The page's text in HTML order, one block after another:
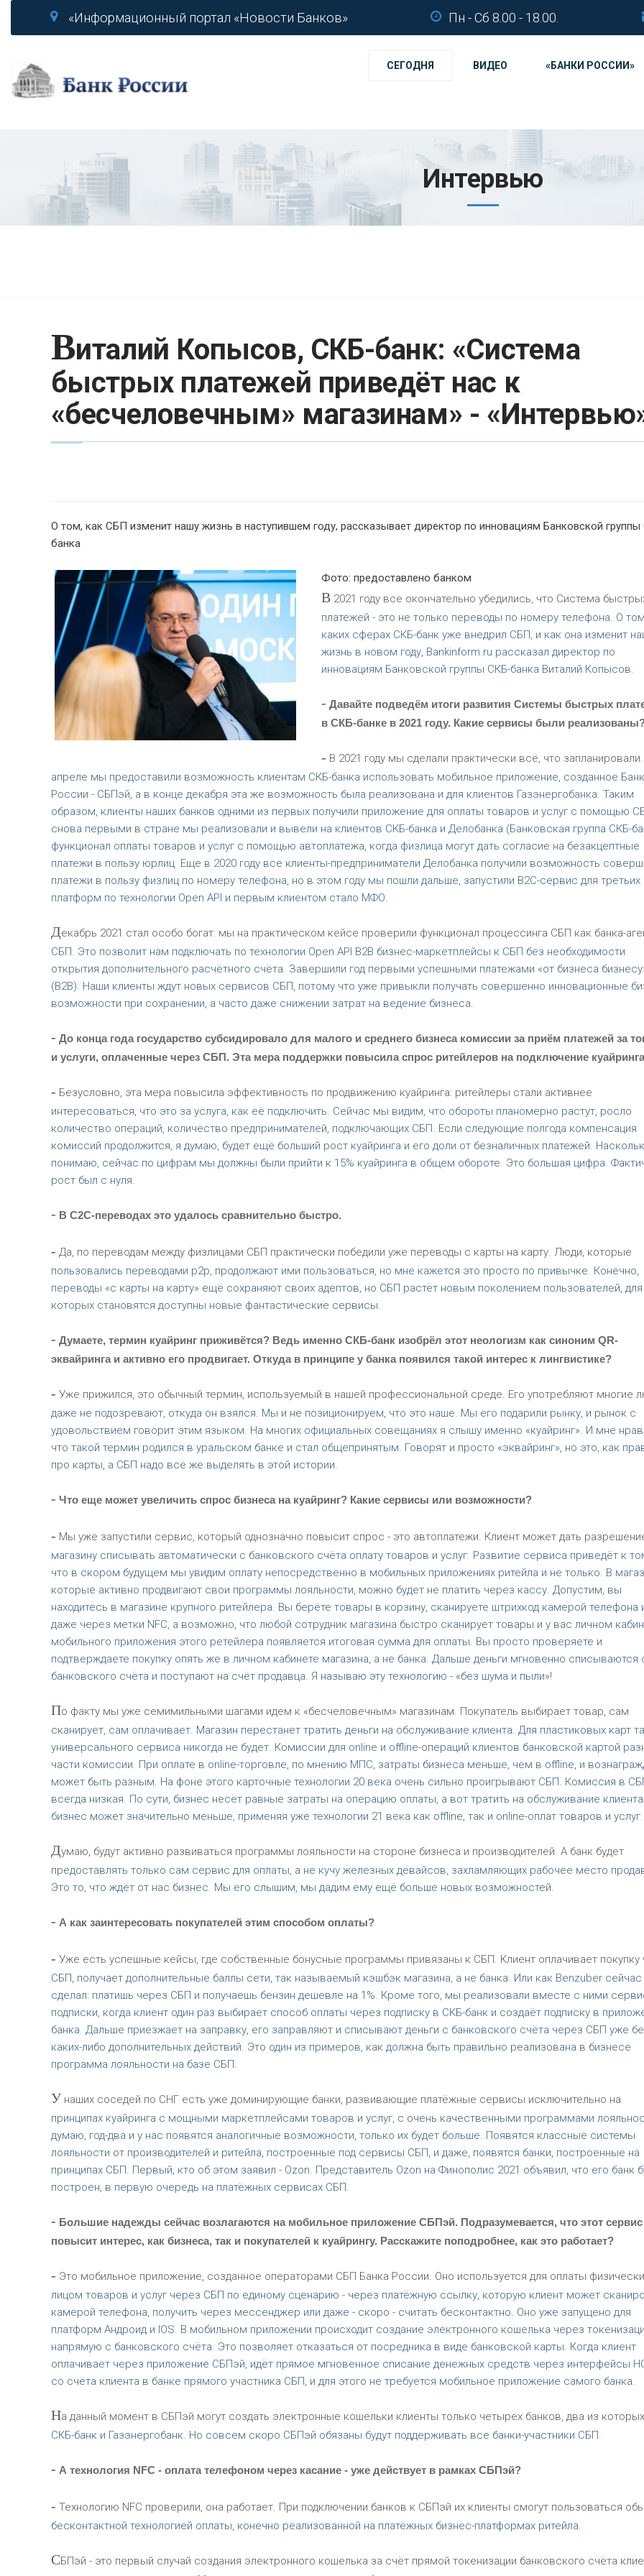
«Информационный портал «Новости Банков» Пн - Сб 8.00 - 18.00.
СЕГОДНЯ ВИДЕО «БАНКИ РОССИИ»
Интервью
Виталий Копысов, СКБ-банк: «Система
быстрых платежей приведёт нас к
«бесчеловечным» магазинам» -
О том, как СБП изменит нашу жизнь в наступившем году, рассказывает директор по инновациям Банковской
банка
Фото: предоставлено банком
В 2021 году все окончательно убедились, что Система
платежей - это не только переводы по номеру телефона. О
каких сферах СКБ-банк уже внедрил СБП, и как она изменит
жизнь в новом году, Bankinform.ru рассказал директор по
инновациям Банковской группы СКБ-банка Виталий Копысов.
- Давайте подведём итоги развития Системы быстрых
в СКБ-банке в 2021 году. Какие сервисы были
- В 2021 году мы сделали практически всё, что
апреле мы предоставили возможность клиентам СКБ-банка использовать мобильное приложение, созданное
России - СБПэй, а в конце декабря эта же возможность была реализована и для клиентов Газэнергобанка. Таким
образом, клиенты наших банков одними из первых получили приложение для оплаты товаров и услуг с помощью
снова первыми в стране мы реализовали и вывели на клиентов СКБ-банка и Делобанка (Банковская группа СКБ-
функционал оплаты товаров и услуг с помощью автоплатежа, когда физлица могут дать согласие на безакцептные
платежи в пользу юрлиц. Еще в 2020 году все клиенты-предприниматели Делобанка получили возможность
платежи в пользу физлиц по номеру телефона, но в этом году мы пошли дальше, запустили B2C-сервис для третьих
платформ по технологии Open API и первым клиентом стало МФО.
Декабрь 2021 стал особо богат: мы на практическом кейсе проверили функционал процессинга СБП как банка-
СБП. Это позволит нам подключать по технологии Open API B2B бизнес-маркетплейсы к СБП без необходимости
открытия дополнительного расчётного счёта. Завершили год первыми успешными платежами «от бизнеса
(B2B). Наши клиенты ждут новых сервисов СБП, потому что уже привыкли получать совершенно инновационные
возможности при сохранении, а часто даже снижении затрат на ведение бизнеса.
- До конца года государство субсидировало для малого и среднего бизнеса комиссии за приём платежей за
и услуги, оплаченные через СБП. Эта мера поддержки повысила спрос ритейлеров на подключение
- Безусловно, эта мера повысила эффективность по продвижению куайринга: ритейлеры стали активнее
интересоваться, что это за услуга, как её подключить. Сейчас мы видим, что обороты планомерно растут, росло
количество операций, количество предпринимателей, подключающих СБП. Если следующие полгода компенсация
комиссий продолжится, я думаю, будет ещё больший рост куайринга и его доли от безналичных платежей.
понимаю, сейчас по цифрам мы должны были прийти к 15% куайринга в общем обороте. Это большая цифра.
рост был с нуля.
- В С2С-переводах это удалось сравнительно быстро.
- Да, по переводам между физлицами СБП практически победили уже переводы с карты на карту. Люди, которые
пользовались переводами p2p, продолжают ими пользоваться, но мне кажется это просто по привычке. Конечно,
переводы «с карты на карту» ещё сохраняют своих адептов, но СБП растёт новым поколением пользователей, для
которых становятся доступны новые фантастические сервисы.
- Думаете, термин куайринг приживётся? Ведь именно СКБ-банк изобрёл этот неологизм как синоним QR-
эквайринга и активно его продвигает. Откуда в принципе у банка появился такой интерес к лингвистике?
- Уже прижился, это обычный термин, используемый в нашей профессиональной среде. Его употребляют многие
даже не подозревают, откуда он взялся. Мы и не позиционируем, что это наше. Мы его подарили рынку, и рынок с
удовольствием говорит этим языком. На многих официальных совещаниях я слышу именно «куайринг». И мне
что такой термин родился в уральском банке и стал общепринятым. Говорят и просто «эквайринг», но это, как
про карты, а СБП надо всё же выделять в этой истории.
- Что еще может увеличить спрос бизнеса на куайринг? Какие сервисы или возможности?
- Мы уже запустили сервис, который однозначно повысит спрос - это автоплатежи. Клиент может дать
магазину списывать автоматически с банковского счёта оплату товаров и услуг. Развитие сервиса приведёт к
что в скором будущем мы увидим оплату непосредственно в мобильных приложениях ритейла и не только. В
которые активно продвигают свои программы лояльности, можно будет не платить через кассу. Допустим, вы
находитесь в магазине крупного ритейлера. Вы берёте товары в корзину, сканируете штрихкод камерой телефона
даже через метки NFC, а возможно, что любой сотрудник магазина быстро сканирует товары и у вас личном
мобильного приложения этого ретейлера появляется итоговая сумма для оплаты. Вы просто проверяете и
подтверждаете покупку опять же в личном кабинете магазина, а не банка. Дальше деньги мгновенно списываются
банковского счёта и поступают на счёт продавца. Я называю эту технологию - «без шума и пыли»!
По факту мы уже семимильными шагами идем к «бесчеловечным» магазинам. Покупатель выбирает товар, сам
сканирует, сам оплачивает. Магазин перестанет тратить деньги на обслуживание клиента. Для пластиковых карт
универсального сервиса никогда не будет. Комиссии для online и offline-операций клиентов банковской картой
части комиссии. При оплате в online-торговле, по мнению МПС, затраты бизнеса меньше, чем в offline, и
может быть разным. На фоне этого карточные технологии 20 века очень сильно проигрывают СБП. Комиссия в
всегда низкая. По сути, бизнес несёт равные затраты на операцию оплаты, а вот тратить на обслуживание клиента
бизнес может значительно меньше, применяя уже технологии 21 века как offline, так и online-оплат товаров и услуг.
Думаю, будут активно развиваться программы лояльности на стороне бизнеса и производителей. А банк будет
предоставлять только сам сервис для оплаты, а не кучу железных девайсов, захламляющих рабочее место
Это то, что ждёт от нас бизнес. Мы его слышим, мы дадим ему ещё больше новых возможностей.
- А как заинтересовать покупателей этим способом оплаты?
- Уже есть успешные кейсы, где собственные бонусные программы привязаны к СБП. Клиент оплачивает покупку
СБП, получает дополнительные баллы сети, так называемый кэшбэк магазина, а не банка. Или как Benzuber сейчас
сделал: платишь через СБП и получаешь бензин дешевле на 1%. Кроме того, мы реализовали вместе с ними
подписки, когда клиент один раз выбирает способ оплаты через подписку в СКБ-банк и создаёт подписку в
банка. Дальше приезжает на заправку, его заправляют и списывают деньги с банковского счёта через СБП уже
каких-либо дополнительных действий. Это один из примеров, как должна быть правильно реализована в бизнесе
программа лояльности на базе СБП.
У наших соседей по СНГ есть уже доминирующие банки, развивающие платёжные сервисы исключительно на
принципах куайринга с мощными маркетплейсами товаров и услуг, с очень качественными программами
думаю, год-два и у нас появятся аналогичные возможности, только их будет больше. Появятся классные системы
лояльности от производителей и ритейла, построенные под сервисы СБП, и даже, появятся банки, построенные на
принципах СБП. Первый, кто об этом заявил - Ozon. Представитель Ozon на Финополис 2021 объявил, что его банк
построен, в первую очередь на платёжных сервисах СБП.
- Большие надежды сейчас возлагаются на мобильное приложение СБПэй. Подразумевается, что этот сервис
повысит интерес, как бизнеса, так и покупателей к куайрингу. Расскажите поподробнее, как это работает?
- Это мобильное приложение, созданное операторами СБП Банка России. Оно используется для оплаты
лицом товаров и услуг через СБП по единому сценарию - через платёжную ссылку, которую клиент может
камерой телефона, получить через мессенджер или даже - скоро - считать бесконтактно. Оно уже запущено для
платформ Андроид и IOS. В мобильном приложении происходит создание электронного кошелька через
напрямую с банковского счёта. Это позволяет отказаться от посредника в виде банковской карты. Когда клиент
оплачивает через приложение СБПэй, идёт прямое мгновенное списание денежных средств через интерфейсы
со счёта клиента в банке прямого участника СБП, и для этого не требуется мобильное приложение самого банка.
На данный момент в СБПэй могут создать электронные кошельки клиенты только четырех банков, два из
СКБ-банк и Газэнергобанк. Но совсем скоро СБПэй обязаны будут поддерживать все банки-участники СБП.
- А технология NFС - оплата телефоном через касание - уже действует в рамках СБПэй?
- Технологию NFС проверили, она работает. При подключении банков к СБПэй их клиенты смогут пользоваться
бесконтактной технологией оплаты, конечно реализованной на платёжных бизнес-платформах ритейла.
СБПэй - это первый случай создания электронного кошелька за счёт прямой токенизации банковского счёта